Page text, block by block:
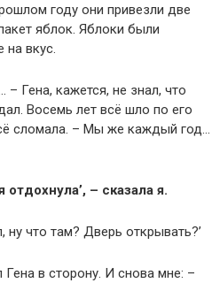
году они привезли две
яблок. Яблоки были
на вкус.
Гена, кажется, не знал, что
Восемь лет всё шло по его
сломала. – Мы же каждый год…
– сказала я.
что там? Дверь открывать?’
Гена в сторону. И снова мне: –